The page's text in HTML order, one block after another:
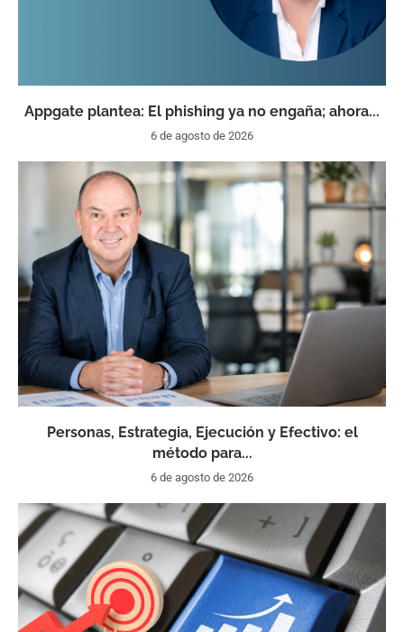
Appgate plantea: El phishing ya no engaña; ahora...
6 de agosto de 2026
Personas, Estrategia, Ejecución y Efectivo: el
método para...
6 de agosto de 2026